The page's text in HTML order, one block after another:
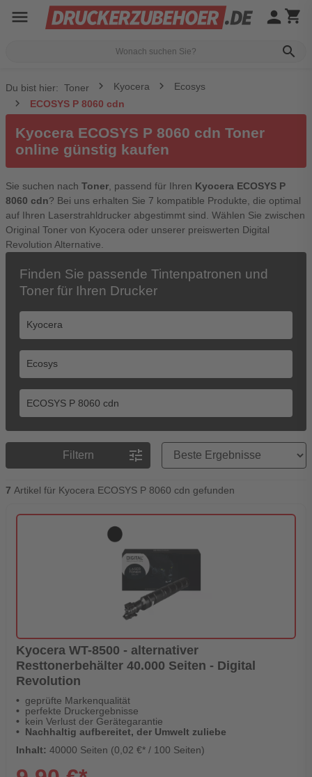
menu
search
person shopping_cart
Du bist hier: Toner Kyocera
Ecosys
ECOSYS P 8060 cdn
Kyocera ECOSYS P 8060 cdn Toner
online günstig kaufen
Sie suchen nach Toner, passend für Ihren Kyocera ECOSYS P
8060 cdn? Bei uns erhalten Sie 7 kompatible Produkte, die optimal
auf Ihren Laserstrahldrucker abgestimmt sind. Wählen Sie zwischen
Original Toner von Kyocera oder unserer preiswerten Digital
Revolution Alternative.
Finden Sie passende Tintenpatronen und
Toner für Ihren Drucker
Filtern tune
Preisreihenfolge
7 Artikel für Kyocera ECOSYS P 8060 cdn gefunden
Kyocera WT-8500 - alternativer
Resttonerbehälter 40.000 Seiten - Digital
Revolution
geprüfte Markenqualität
perfekte Druckergebnisse
kein Verlust der Gerätegarantie
Nachhaltig aufbereitet, der Umwelt zuliebe
Inhalt: 40000 Seiten (0,02 €* / 100 Seiten)